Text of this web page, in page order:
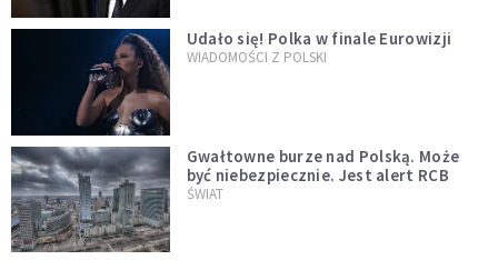
Udało się! Polka w finale Eurowizji
WIADOMOŚCI Z POLSKI
Gwałtowne burze nad Polską. Może
być niebezpiecznie. Jest alert RCB
ŚWIAT